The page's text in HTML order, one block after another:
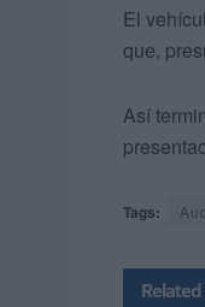
El
que,
Así
Tags:
Related